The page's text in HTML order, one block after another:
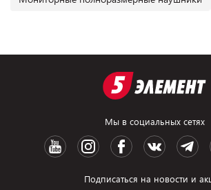
Мы в социальных сетях
Подписаться на новости и